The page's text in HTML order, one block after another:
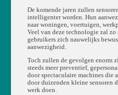
De komende jaren zullen
intelligenter worden. Hun
naar woningen, voertuigen,
Veel van deze technologie zal
gebruikers zich nauwelijks
aanwezigheid.
Toch zullen de gevolgen enorm
steeds meer preventief,
door spectaculaire machines die
door duizenden kleine sensoren
werk doen.